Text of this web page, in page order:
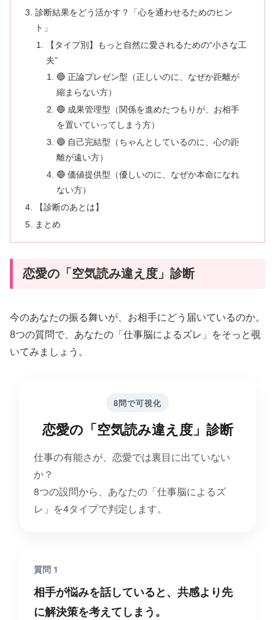
診断結果をどう活かす？「心を通わせるためのヒン
ト」
【タイプ別】もっと自然に愛されるための“小さな工
夫”
🔵 正論プレゼン型（正しいのに、なぜか距離が
縮まらない方）
🔵 成果管理型（関係を進めたつもりが、お相手
を置いていってしまう方）
🔵 自己完結型（ちゃんとしているのに、心の距
離が遠い方）
🔵 価値提供型（優しいのに、なぜか本命になれ
ない方）
【診断のあとは】
まとめ
恋愛の「空気読み違え度」診断
今のあなたの振る舞いが、お相手にどう届いているのか。
8つの質問で、あなたの「仕事脳によるズレ」をそっと覗
いてみましょう。
8問で可視化
恋愛の「空気読み違え度」診断
仕事の有能さが、恋愛では裏目に出ていない
か？
8つの設問から、あなたの「仕事脳によるズ
レ」を4タイプで判定します。
質問 1
相手が悩みを話していると、共感より先
に解決策を考えてしまう。